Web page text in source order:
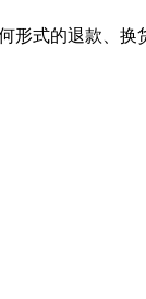
式的退款、